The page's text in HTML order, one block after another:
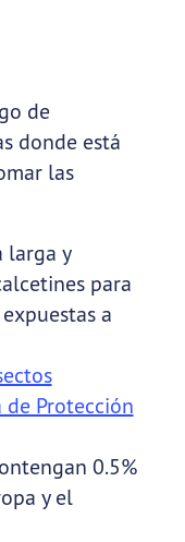
de
donde está
las
larga y
para
a
Protección
0.5%
y el